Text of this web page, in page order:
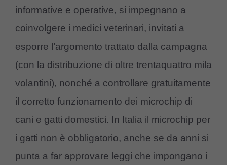
informative e operative, si impegnano a
coinvolgere i medici veterinari, invitati a
esporre l’argomento trattato dalla campagna
(con la distribuzione di oltre trentaquattro mila
volantini), nonché a controllare gratuitamente
il corretto funzionamento dei microchip di
cani e gatti domestici. In Italia il microchip per
i gatti non è obbligatorio, anche se da anni si
punta a far approvare leggi che impongano i